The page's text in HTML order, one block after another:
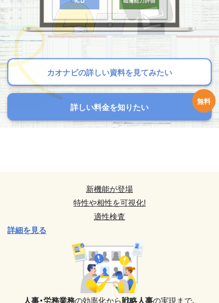
カオナビの詳しい資料を見てみたい
詳しい料金を知りたい
カオナビの詳しい資料を見てみたい
詳しい料金を知りたい
カオナビの詳しい資料を見てみたい
詳しい料金を知りたい
新機能が登場
特性や相性を可視化!
適性検査
詳細を見る
人事・労務業務の効率化から戦略人事の実現まで、